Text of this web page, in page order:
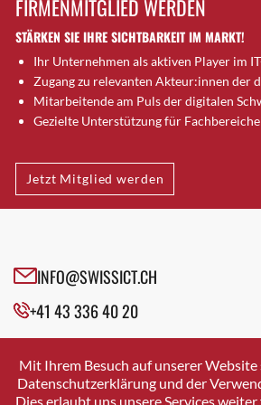
Brütten
Bubendorf
Bubikon
Buchs (SG)
Burgdorf
Bülach
Cazis
Cham
Davos Platz
Davos Platz 1
Dietikon
Dietlikon
FIRMENMITGLIED WERDEN
STÄRKEN SIE IHRE SICHTBARKEIT IM MARKT!
Ihr Unternehmen als aktiven Player im
Zugang zu relevanten Akteur:innen der
Mitarbeitende am Puls der digitalen
Gezielte Unterstützung für
Jetzt Mitglied werden
INFO@SWISSICT.CH
+41 43 336 40 20
SWISSICT
VULKANSTRASSE 120
8048 ZURICH
Mit Ihrem Besuch auf unserer Website
Datenschutzerklärung und der
Dies erlaubt uns unsere Services weiter